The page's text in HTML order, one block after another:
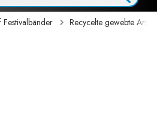
Festivalbänder Recycelte gewebte